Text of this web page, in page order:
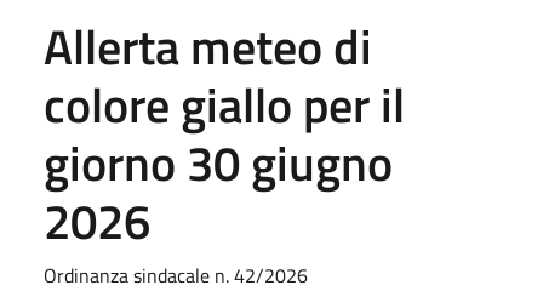
Allerta meteo di
colore giallo per il
giorno 30 giugno
2026
Ordinanza sindacale n. 42/2026